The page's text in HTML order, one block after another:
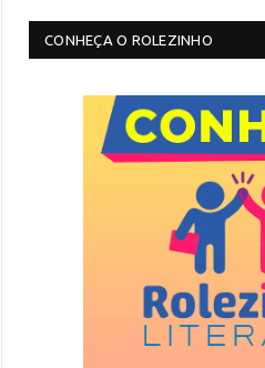
CONHEÇA O ROLEZINHO